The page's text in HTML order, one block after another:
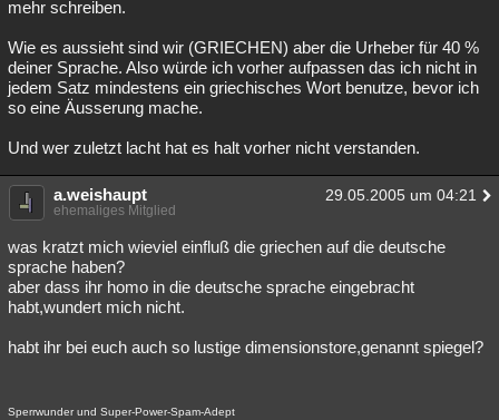
mehr schreiben.
Wie es aussieht sind wir (GRIECHEN) aber die Urheber für 40 %
deiner Sprache. Also würde ich vorher aufpassen das ich nicht in
jedem Satz mindestens ein griechisches Wort benutze, bevor ich
so eine Äusserung mache.
Und wer zuletzt lacht hat es halt vorher nicht verstanden.
a.weishaupt 29.05.2005 um 04:21
ehemaliges Mitglied
was kratzt mich wieviel einfluß die griechen auf die deutsche
sprache haben?
aber dass ihr homo in die deutsche sprache eingebracht
habt,wundert mich nicht.
habt ihr bei euch auch so lustige dimensionstore,genannt spiegel?
Sperrwunder und Super-Power-Spam-Adept